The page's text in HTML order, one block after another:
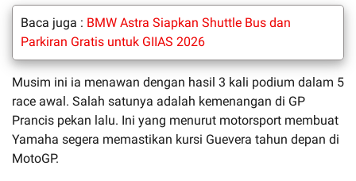
Baca juga : BMW Astra Siapkan Shuttle Bus dan
Parkiran Gratis untuk GIIAS 2026
Musim ini ia menawan dengan hasil 3 kali podium dalam 5
race awal. Salah satunya adalah kemenangan di GP
Prancis pekan lalu. Ini yang menurut motorsport membuat
Yamaha segera memastikan kursi Guevera tahun depan di
MotoGP.